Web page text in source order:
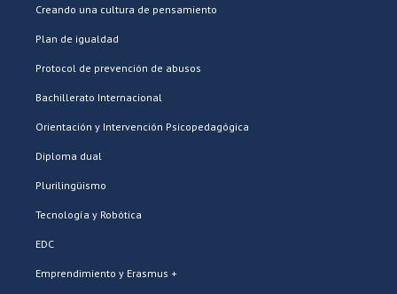
Creando una cultura de pensamiento
Plan de igualdad
Protocol de prevención de abusos
Bachillerato Internacional
Orientación y Intervención Psicopedagógica
Diploma dual
Plurilingüismo
Tecnología y Robótica
EDC
Emprendimiento y Erasmus +